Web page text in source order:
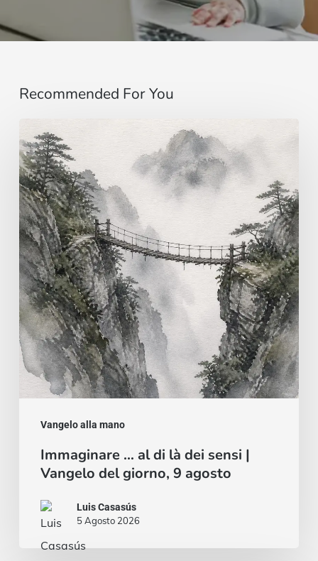
Recommended For You
Vangelo alla mano
Immaginare
…
al
di
là
dei
sensi
|
Vangelo
del
giorno,
agosto
Immaginare … al di là dei sensi |
Vangelo del giorno, 9 agosto
Luis Casasús
5 Agosto 2026